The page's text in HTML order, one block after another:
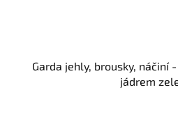
Garda jehly, brousky, náčiní
jádrem